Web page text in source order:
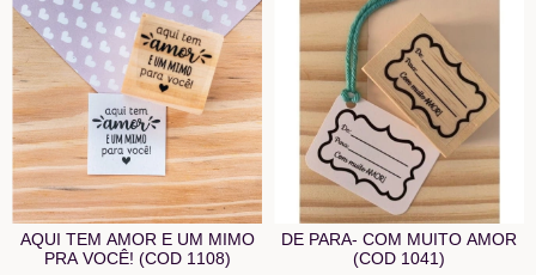
AQUI TEM AMOR E UM MIMO
PRA VOCÊ! (COD 1108)
DE PARA- COM MUITO AMOR
(COD 1041)